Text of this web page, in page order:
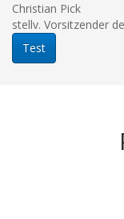
Christian Pick
stellv. Vorsitzender
Test